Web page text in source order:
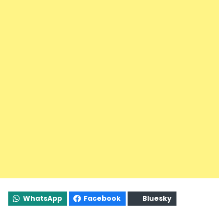
WhatsApp Facebook Bluesky